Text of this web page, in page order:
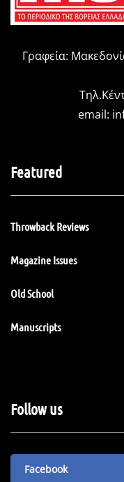
Γραφεία:
email:
Featured
Throwback Reviews
Magazine Issues
Old School
Manuscripts
Follow us
Facebook